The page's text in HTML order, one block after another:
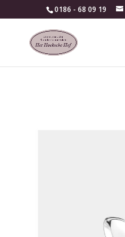
0186 - 68 09 19